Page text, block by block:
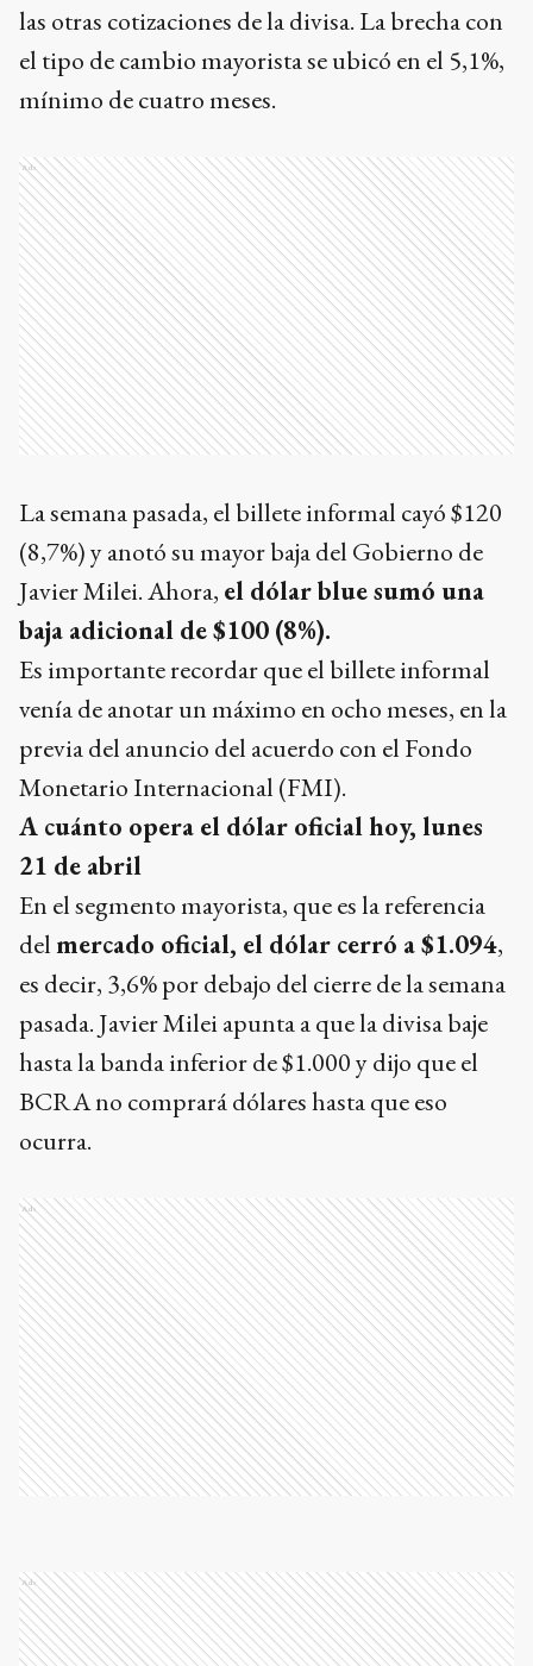
las otras cotizaciones de la divisa. La brecha con
el tipo de cambio mayorista se ubicó en el 5,1%,
mínimo de cuatro meses.
Ads
La semana pasada, el billete informal cayó $120
(8,7%) y anotó su mayor baja del Gobierno de
Javier Milei. Ahora, el dólar blue sumó una
baja adicional de $100 (8%).
Es importante recordar que el billete informal
venía de anotar un máximo en ocho meses, en la
previa del anuncio del acuerdo con el Fondo
Monetario Internacional (FMI).
A cuánto opera el dólar oficial hoy, lunes
21 de abril
En el segmento mayorista, que es la referencia
delmercado oficial, el dólar cerró a $1.094,
es decir, 3,6% por debajo del cierre de la semana
pasada. Javier Milei apunta a que la divisa baje
hasta la banda inferior de $1.000 y dijo que el
BCRA no comprará dólares hasta que eso
ocurra.
Ads
Ads